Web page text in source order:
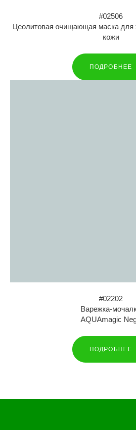
#02506
Цеолитовая очищающая маска для
кожи
ПОДРОБНЕЕ
#02202
Варежка-
AQUAmagic
ПОДРОБНЕЕ